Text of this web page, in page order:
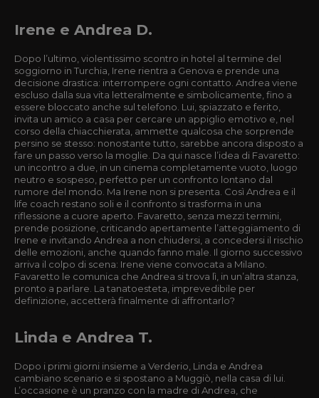
Irene e Andrea D.
Dopo l’ultimo, violentissimo scontro in hotel al termine del
soggiorno in Turchia, Irene rientra a Genova e prende una
decisione drastica: interrompere ogni contatto. Andrea viene
escluso dalla sua vita letteralmente e simbolicamente, fino a
essere bloccato anche sul telefono. Lui, spiazzato e ferito,
invita un amico a casa per cercare un appiglio emotivo e, nel
corso della chiacchierata, ammette qualcosa che sorprende
persino se stesso: nonostante tutto, sarebbe ancora disposto a
fare un passo verso la moglie. Da qui nasce l’idea di Favaretto:
un incontro a due, in un cinema completamente vuoto, luogo
neutro e sospeso, perfetto per un confronto lontano dal
rumore del mondo. Ma Irene non si presenta. Così Andrea e il
life coach restano soli e il confronto si trasforma in una
riflessione a cuore aperto. Favaretto, senza mezzi termini,
prende posizione, criticando apertamente l’atteggiamento di
Irene e invitando Andrea a non chiudersi, a concedersi il rischio
delle emozioni, anche quando fanno male. Il giorno successivo
arriva il colpo di scena: Irene viene convocata a Milano.
Favaretto le comunica che Andrea si trova lì, in un’altra stanza,
pronto a parlare. La tanatoesteta, imprevedibile per
definizione, accetterà finalmente di affrontarlo?
Linda e Andrea T.
Dopo i primi giorni insieme a Verderio, Linda e Andrea
cambiano scenario e si spostano a Muggiò, nella casa di lui.
L’occasione è un pranzo con la madre di Andrea, che